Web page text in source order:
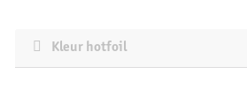
Kleur hotfoil